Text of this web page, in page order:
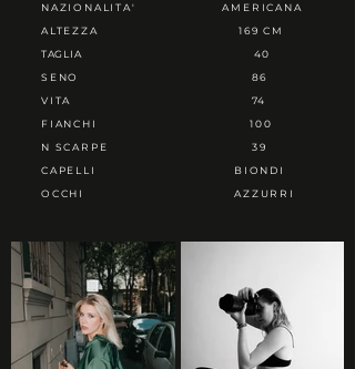
NAZIONALITA'
ALTEZZA
TAGLIA
SENO
VITA
FIANCHI
N SCARPE
CAPELLI
OCCHI
AMERICANA
169 CM
40
86
74
100
39
BIONDI
AZZURRI